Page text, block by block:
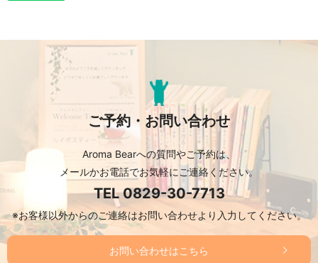
ご予約・お問い合わせ
Aroma Bearへの質問やご予約は、
メールかお電話でお気軽にご連絡ください。
TEL0829-30-7713
※お客様以外からのご連絡はお問い合わせより入力してください。
お問い合わせはこちら